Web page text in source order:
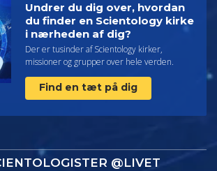
Undrer du dig over, hvordan
du finder en Scientology kirke
i nærheden af dig?
Der er tusinder af Scientology kirker,
missioner og grupper over hele verden.
Find en tæt på dig
@LIVET